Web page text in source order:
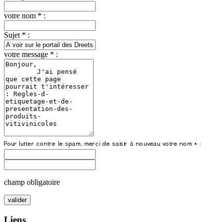
votre nom * :
Sujet * :
votre message * :
champ obligatoire
Liens